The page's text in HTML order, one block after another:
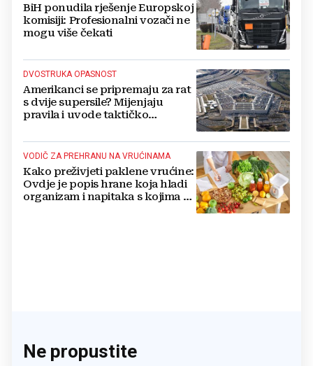
BiH ponudila rješenje Europskoj
komisiji: Profesionalni vozači ne
mogu više čekati
DVOSTRUKA OPASNOST
Amerikanci se pripremaju za rat
s dvije supersile? Mijenjaju
pravila i uvode taktičko
VODIČ ZA PREHRANU NA VRUĆINAMA
Kako preživjeti paklene vrućine:
Ovdje je popis hrane koja hladi
organizam i napitaka s kojima si
Ne propustite